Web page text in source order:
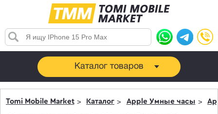
Каталог товаров
Tomi Mobile Market Каталог Apple Умные часы